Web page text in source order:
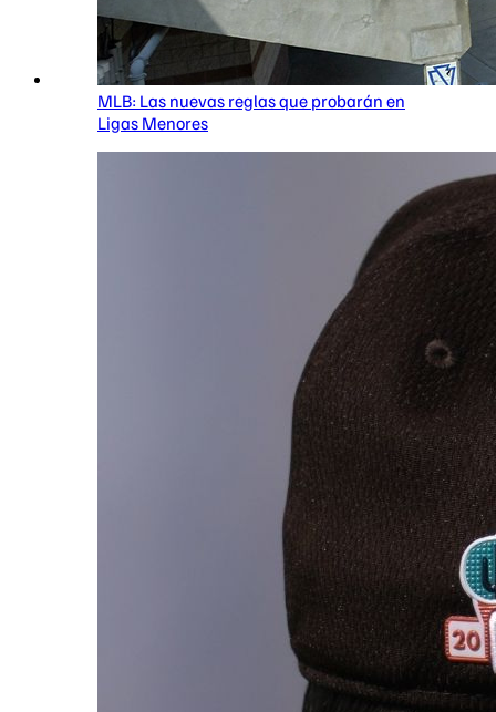
MLB: Las nuevas reglas que probarán en
Ligas Menores